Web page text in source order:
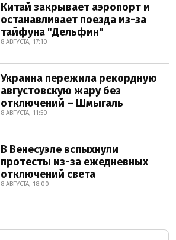
Китай закрывает аэропорт и
останавливает поезда из-за
тайфуна "Дельфин"
8 АВГУСТА, 17:10
Украина пережила рекордную
августовскую жару без
отключений – Шмыгаль
8 АВГУСТА, 11:50
В Венесуэле вспыхнули
протесты из-за ежедневных
отключений света
8 АВГУСТА, 18:00